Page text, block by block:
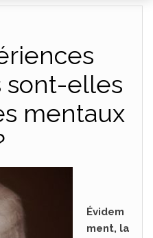
sont-elles
mentaux
Évidem
ment, la